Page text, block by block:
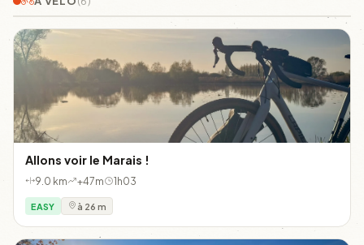
Allons voir le Marais !
9.0 km +47m 1h03
EASY à 26 m